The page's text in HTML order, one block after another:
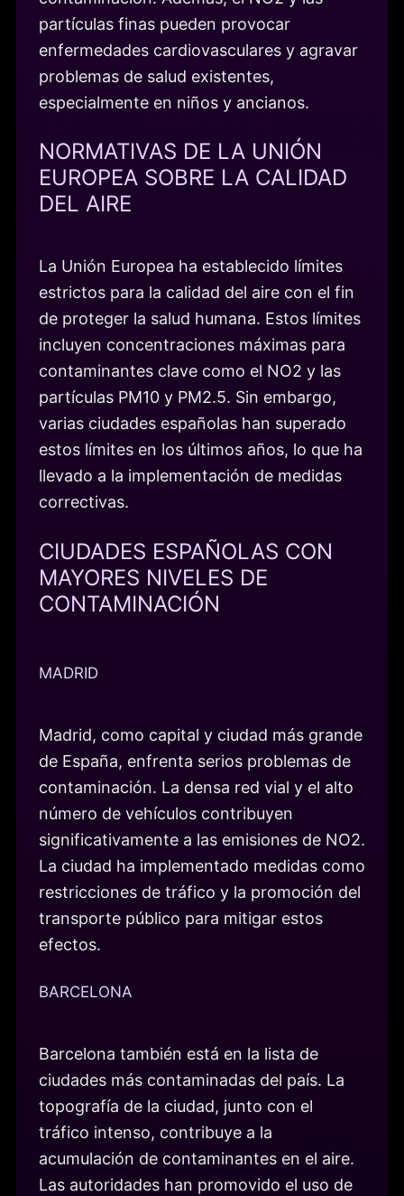
partículas finas pueden provocar
enfermedades cardiovasculares y agravar
problemas de salud existentes,
especialmente en niños y ancianos.
NORMATIVAS DE LA UNIÓN
EUROPEA SOBRE LA CALIDAD
DEL AIRE
La Unión Europea ha establecido límites
estrictos para la calidad del aire con el fin
de proteger la salud humana. Estos límites
incluyen concentraciones máximas para
contaminantes clave como el NO2 y las
partículas PM10 y PM2.5. Sin embargo,
varias ciudades españolas han superado
estos límites en los últimos años, lo que ha
llevado a la implementación de medidas
correctivas.
CIUDADES ESPAÑOLAS CON
MAYORES NIVELES DE
CONTAMINACIÓN
MADRID
Madrid, como capital y ciudad más grande
de España, enfrenta serios problemas de
contaminación. La densa red vial y el alto
número de vehículos contribuyen
significativamente a las emisiones de NO2.
La ciudad ha implementado medidas como
restricciones de tráfico y la promoción del
transporte público para mitigar estos
efectos.
BARCELONA
Barcelona también está en la lista de
ciudades más contaminadas del país. La
topografía de la ciudad, junto con el
tráfico intenso, contribuye a la
acumulación de contaminantes en el aire.
Las autoridades han promovido el uso de